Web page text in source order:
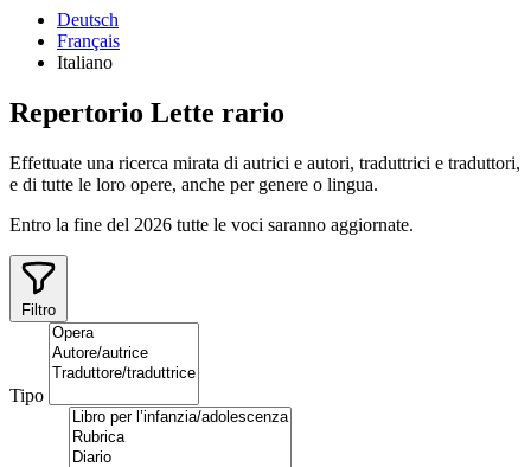
Deutsch
Français
Italiano
Repertorio Lette rario
Effettuate una ricerca mirata di autrici e autori, traduttrici e traduttori,
e di tutte le loro opere, anche per genere o lingua.
Entro la fine del 2026 tutte le voci saranno aggiornate.
Filtro
Tipo